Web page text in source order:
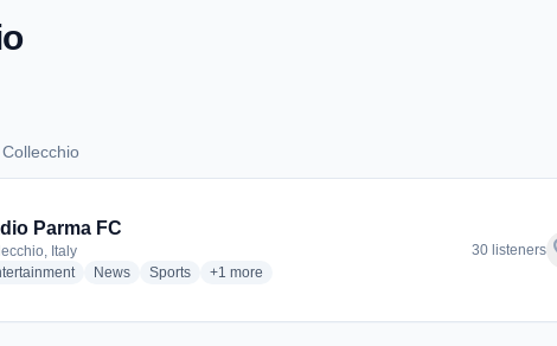
Collecchio
Parma FC
Italy
radio stations
Newsradio stations
Sportsradio stations
+1 more genres for Radio Parma FC
more
30 listeners